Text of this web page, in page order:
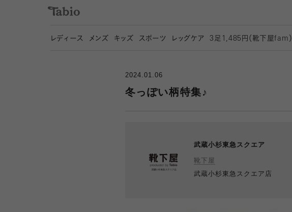
レディース メンズ キッズ スポーツ レッグケア 3 足1,485円（靴下屋fam）
2024.01.06
冬っぽい柄特集♪
武蔵小杉東急スクエア
靴下屋
武蔵小杉東急スクエア店